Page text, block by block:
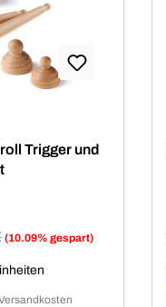
Trigger und
(10.09% gespart)